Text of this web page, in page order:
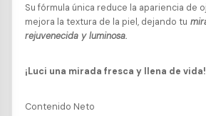
Su fórmula única reduce la apariencia de
mejora la textura de la piel, dejando tu
rejuvenecida y luminosa.
¡Luci una mirada fresca y llena de vida!
Contenido Neto